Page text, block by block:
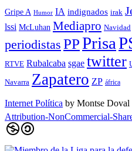
Gripe A Humor IA indignados irak
lssi McLuhan Mediapro Navidad
periodistas PPPrisa
RTVE Rubalcaba sgae twitter
Navarra Zapatero ZP áfrica
Internet Política by Montse Doval
Attribution-NonCommercial-